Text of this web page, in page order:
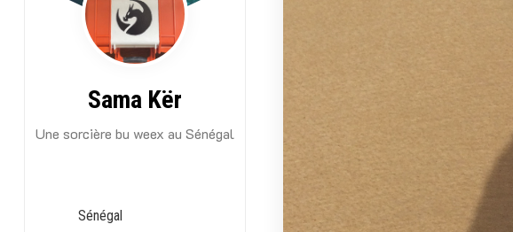
Sama Kër
Une sorcière bu weex au Sénégal
Sénégal